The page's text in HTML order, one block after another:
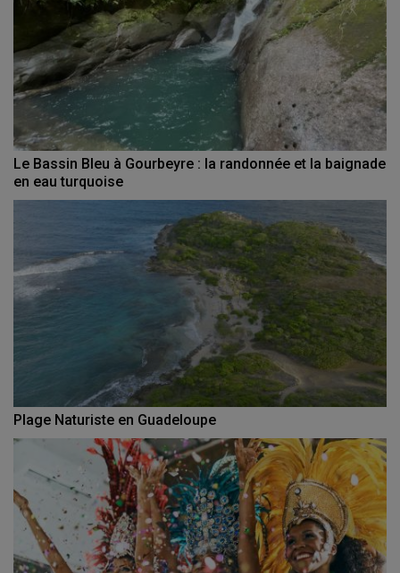
Le Bassin Bleu à Gourbeyre : la randonnée et la baignade
en eau turquoise
Plage Naturiste en Guadeloupe